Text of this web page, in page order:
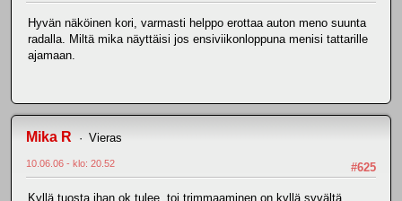
Hyvän näköinen kori, varmasti helppo erottaa auton meno suunta
radalla. Miltä mika näyttäisi jos ensiviikonloppuna menisi tattarille
ajamaan.
Mika R Vieras
#625
10.06.06 - klo: 20.52
Kyllä tuosta ihan ok tulee, toi trimmaaminen on kyllä syvältä,